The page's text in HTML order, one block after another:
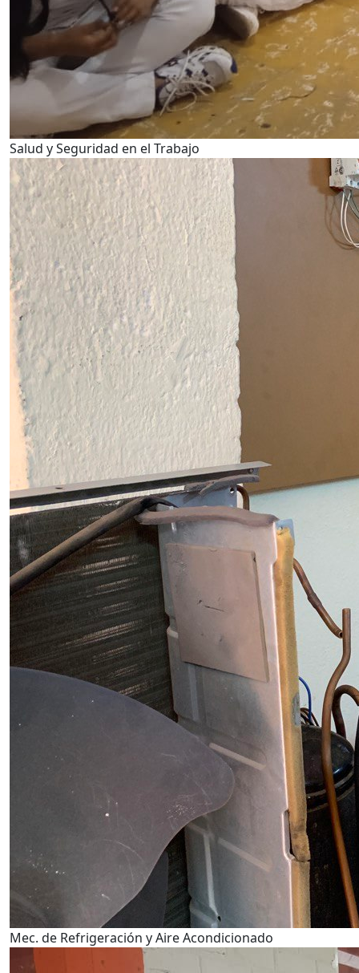
Salud y Seguridad en el Trabajo
Mec. de Refrigeración y Aire Acondicionado